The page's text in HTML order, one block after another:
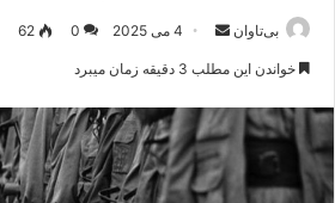
بی‌تاوان
ر
ا
ل
ا
4 می 2025 0
62
خواندن این مطلب 3 دقیقه زمان میبرد